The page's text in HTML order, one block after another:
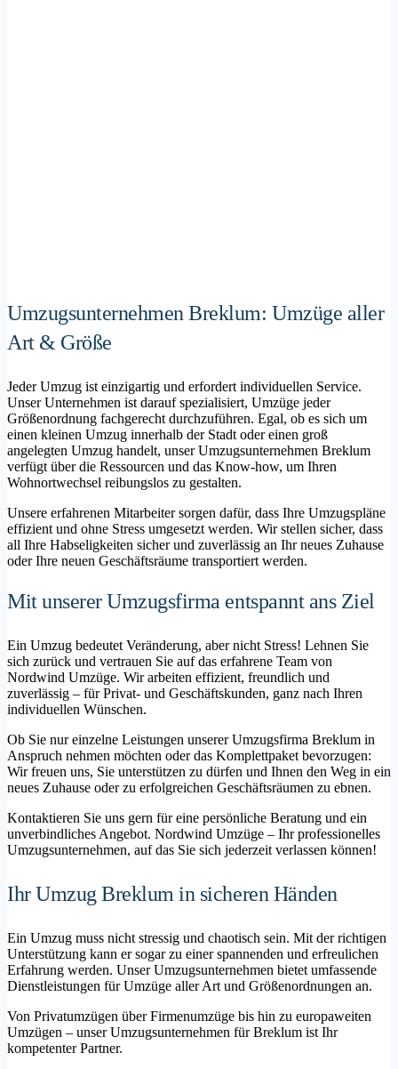
Umzugsunternehmen Breklum: Umzüge aller
Art & Größe
Jeder Umzug ist einzigartig und erfordert individuellen Service.
Unser Unternehmen ist darauf spezialisiert, Umzüge jeder
Größenordnung fachgerecht durchzuführen. Egal, ob es sich um
einen kleinen Umzug innerhalb der Stadt oder einen groß
angelegten Umzug handelt, unser Umzugsunternehmen Breklum
verfügt über die Ressourcen und das Know-how, um Ihren
Wohnortwechsel reibungslos zu gestalten.
Unsere erfahrenen Mitarbeiter sorgen dafür, dass Ihre Umzugspläne
effizient und ohne Stress umgesetzt werden. Wir stellen sicher, dass
all Ihre Habseligkeiten sicher und zuverlässig an Ihr neues Zuhause
oder Ihre neuen Geschäftsräume transportiert werden.
Mit unserer Umzugsfirma entspannt ans Ziel
Ein Umzug bedeutet Veränderung, aber nicht Stress! Lehnen Sie
sich zurück und vertrauen Sie auf das erfahrene Team von
Nordwind Umzüge. Wir arbeiten effizient, freundlich und
zuverlässig – für Privat- und Geschäftskunden, ganz nach Ihren
individuellen Wünschen.
Ob Sie nur einzelne Leistungen unserer Umzugsfirma Breklum in
Anspruch nehmen möchten oder das Komplettpaket bevorzugen:
Wir freuen uns, Sie unterstützen zu dürfen und Ihnen den Weg in ein
neues Zuhause oder zu erfolgreichen Geschäftsräumen zu ebnen.
Kontaktieren Sie uns gern für eine persönliche Beratung und ein
unverbindliches Angebot. Nordwind Umzüge – Ihr professionelles
Umzugsunternehmen, auf das Sie sich jederzeit verlassen können!
Ihr Umzug Breklum in sicheren Händen
Ein Umzug muss nicht stressig und chaotisch sein. Mit der richtigen
Unterstützung kann er sogar zu einer spannenden und erfreulichen
Erfahrung werden. Unser Umzugsunternehmen bietet umfassende
Dienstleistungen für Umzüge aller Art und Größenordnungen an.
Von Privatumzügen über Firmenumzüge bis hin zu europaweiten
Umzügen – unser Umzugsunternehmen für Breklum ist Ihr
kompetenter Partner.